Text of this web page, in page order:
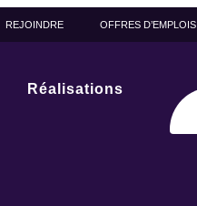
REJOINDRE OFFRES D’EMPLOIS
Réalisations